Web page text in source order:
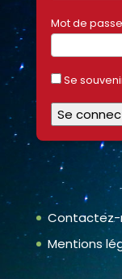
Mot de passe
Se
Contactez-
Mentions